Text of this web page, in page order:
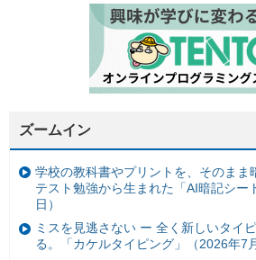
ズームイン
学校の教科書やプリントを、そのま
テスト勉強から生まれた「AI暗記シー
日）
ミスを見逃さない ー 全く新しいタイ
る。「カケルタイピング」（2026年7